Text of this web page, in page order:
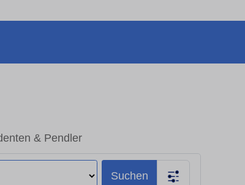
& Pendler
Suchen